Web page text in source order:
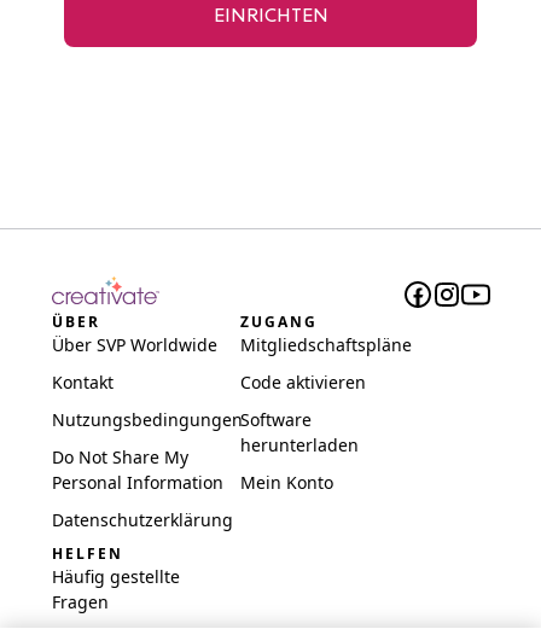
EINRICHTEN
ÜBER
Über SVP Worldwide
Kontakt
Nutzungsbedingungen
Do Not Share My
Personal Information
Datenschutzerklärung
ZUGANG
Mitgliedschaftspläne
Code aktivieren
Software
herunterladen
Mein Konto
HELFEN
Häufig gestellte
Fragen